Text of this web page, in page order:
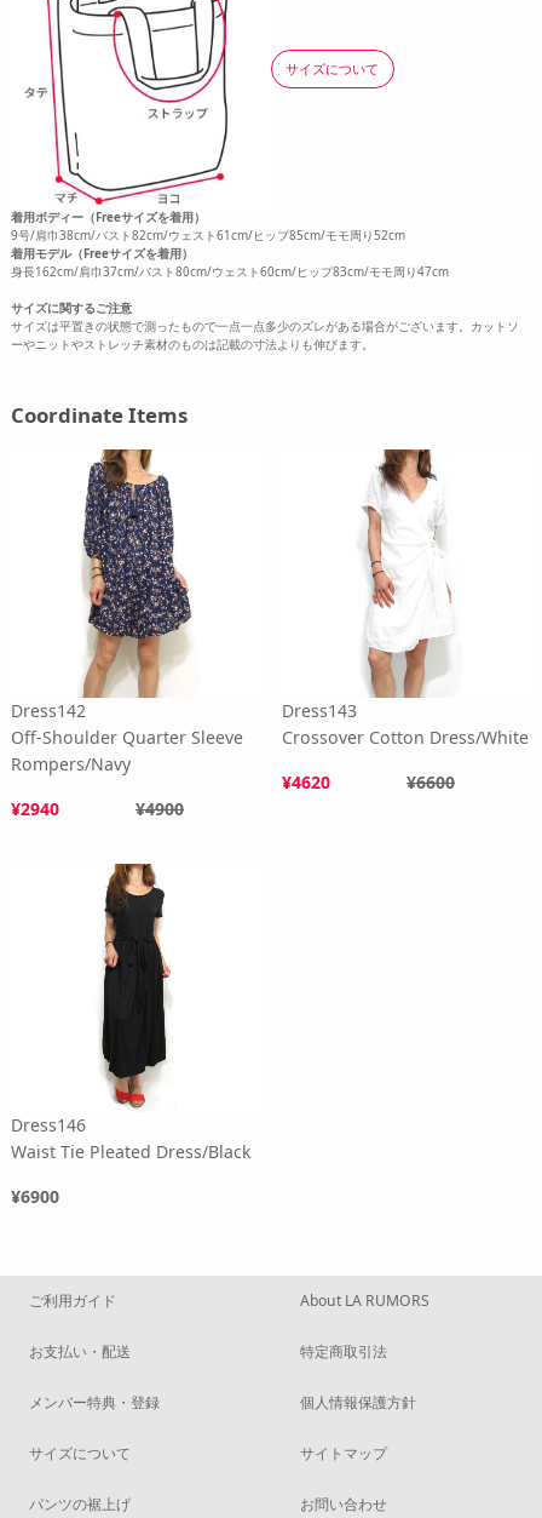
サイズについて
着用ボディー（Freeサイズを着用）
9号/肩巾38cm/バスト82cm/ウェスト61cm/ヒップ85cm/モモ周り52cm
着用モデル（Freeサイズを着用）
身長162cm/肩巾37cm/バスト80cm/ウェスト60cm/ヒップ83cm/モモ周り47cm
サイズに関するご注意
サイズは平置きの状態で測ったもので一点一点多少のズレがある場合がございます。カットソ
ーやニットやストレッチ素材のものは記載の寸法よりも伸びます。
Coordinate Items
Dress142
Off-Shoulder Quarter Sleeve
Rompers/Navy
¥2940
¥4900
Dress143
Crossover Cotton Dress/White
¥4620
¥6600
Dress146
Waist Tie Pleated Dress/Black
¥6900
ご利用ガイド
お支払い・配送
メンバー特典・登録
サイズについて
パンツの裾上げ
About LA RUMORS
特定商取引法
個人情報保護方針
サイトマップ
お問い合わせ